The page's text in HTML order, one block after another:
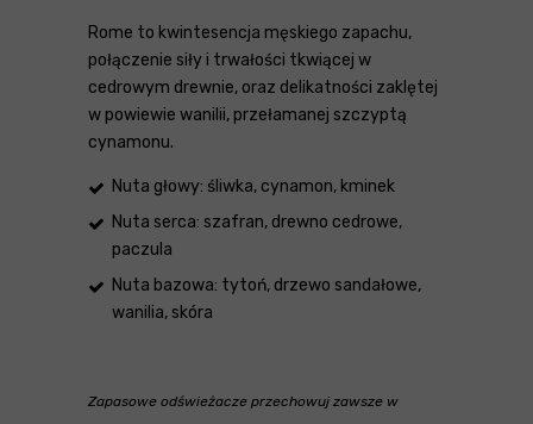
Rome to kwintesencja męskiego zapachu,
połączenie siły i trwałości tkwiącej w
cedrowym drewnie, oraz delikatności zaklętej
w powiewie wanilii, przełamanej szczyptą
cynamonu.
Nuta głowy: śliwka, cynamon, kminek
Nuta serca: szafran, drewno cedrowe,
paczula
Nuta bazowa: tytoń, drzewo sandałowe,
wanilia, skóra
Zapasowe odświeżacze przechowuj zawsze w